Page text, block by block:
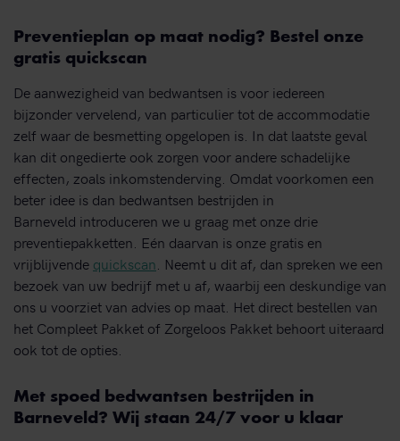
Preventieplan op maat nodig? Bestel onze
gratis quickscan
De aanwezigheid van bedwantsen is voor iedereen
bijzonder vervelend, van particulier tot de accommodatie
zelf waar de besmetting opgelopen is. In dat laatste geval
kan dit ongedierte ook zorgen voor andere schadelijke
effecten, zoals inkomstenderving. Omdat voorkomen een
beter idee is dan bedwantsen bestrijden in
Barneveld introduceren we u graag met onze drie
preventiepakketten. Eén daarvan is onze gratis en
vrijblijvende quickscan . Neemt u dit af, dan spreken we een
bezoek van uw bedrijf met u af, waarbij een deskundige van
ons u voorziet van advies op maat. Het direct bestellen van
het Compleet Pakket of Zorgeloos Pakket behoort uiteraard
ook tot de opties.
Met spoed bedwantsen bestrijden in
Barneveld? Wij staan 24/7 voor u klaar